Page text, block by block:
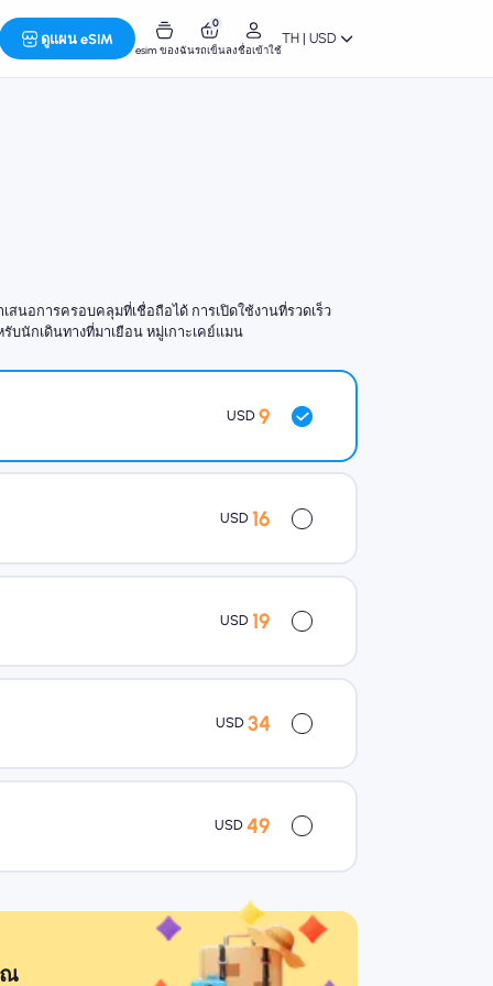
ดูแผน eSIM
esim ของฉัน
0
รถเข็นลงชื่อเข้าใช้
TH | USD
เสนอการครอบคลุมที่เชื่อถือได้ การเปิดใช้งานที่รวดเร็ว
บนักเดินทางที่มาเยือน หมู่เกาะเคย์แมน
USD 9
USD 16
USD 19
USD 34
USD 49
ณ